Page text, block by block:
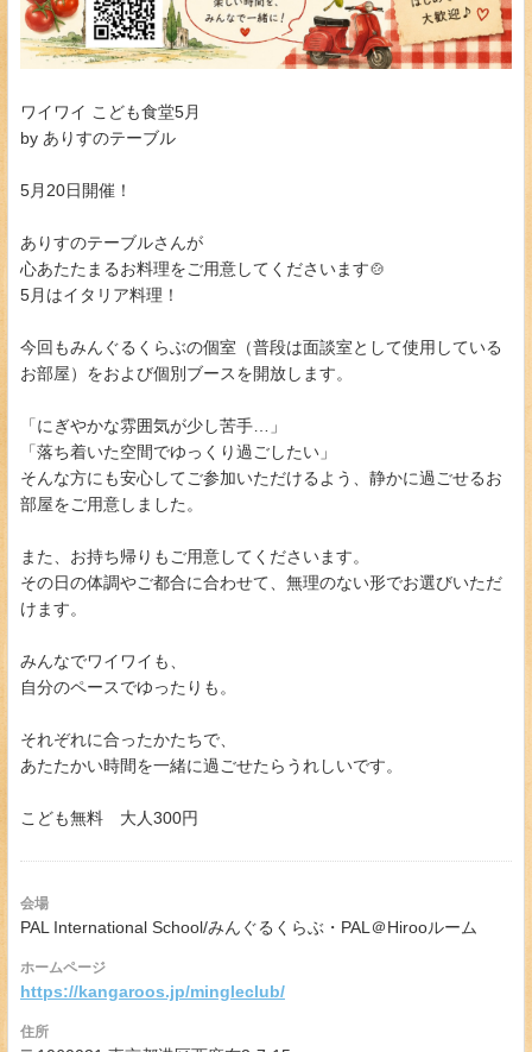
ワイワイ こども食堂5月
by ありすのテーブル
5月20日開催！
ありすのテーブルさんが
心あたたまるお料理をご用意してくださいます🍲
5月はイタリア料理！
今回もみんぐるくらぶの個室（普段は面談室として使用している
お部屋）をおよび個別ブースを開放します。
「にぎやかな雰囲気が少し苦手…」
「落ち着いた空間でゆっくり過ごしたい」
そんな方にも安心してご参加いただけるよう、静かに過ごせるお
部屋をご用意しました。
また、お持ち帰りもご用意してくださいます。
その日の体調やご都合に合わせて、無理のない形でお選びいただ
けます。
みんなでワイワイも、
自分のペースでゆったりも。
それぞれに合ったかたちで、
あたたかい時間を一緒に過ごせたらうれしいです。
こども無料 大人300円
会場
PAL International School/みんぐるくらぶ・PAL＠Hirooルーム
ホームページ
https://kangaroos.jp/mingleclub/
住所